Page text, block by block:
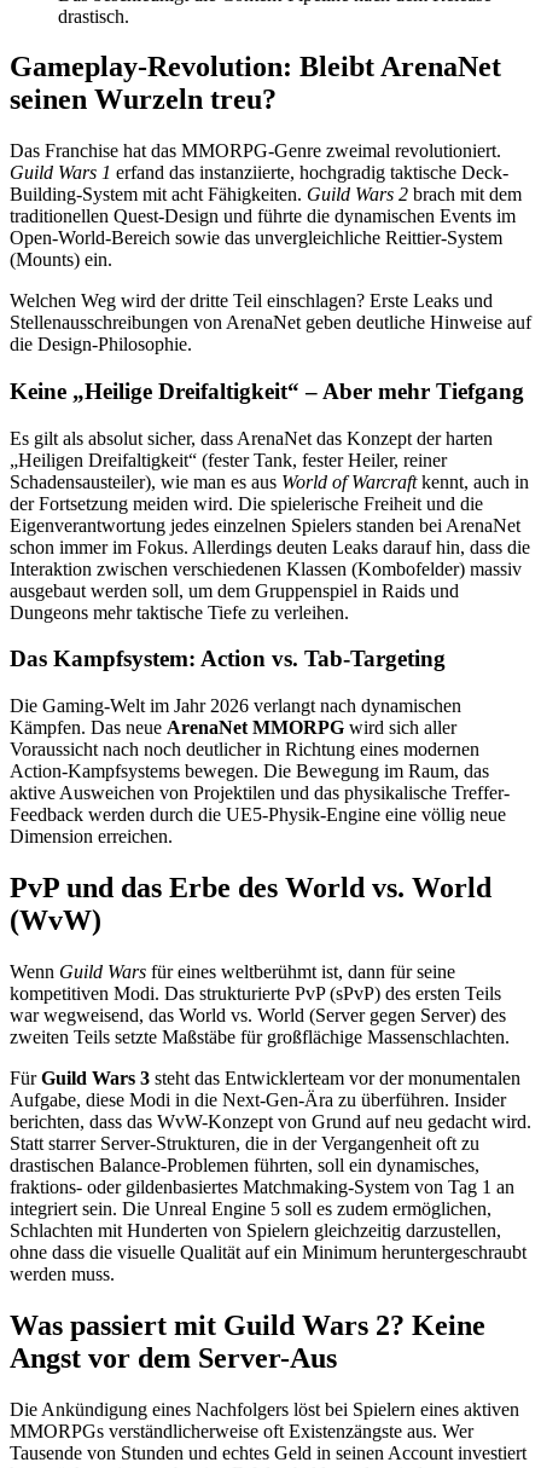
drastisch.
Gameplay-Revolution: Bleibt ArenaNet
seinen Wurzeln treu?
Das Franchise hat das MMORPG-Genre zweimal revolutioniert.
Guild Wars 1 erfand das instanziierte, hochgradig taktische Deck-
Building-System mit acht Fähigkeiten. Guild Wars 2 brach mit dem
traditionellen Quest-Design und führte die dynamischen Events im
Open-World-Bereich sowie das unvergleichliche Reittier-System
(Mounts) ein.
Welchen Weg wird der dritte Teil einschlagen? Erste Leaks und
Stellenausschreibungen von ArenaNet geben deutliche Hinweise auf
die Design-Philosophie.
Keine „Heilige Dreifaltigkeit“ – Aber mehr Tiefgang
Es gilt als absolut sicher, dass ArenaNet das Konzept der harten
„Heiligen Dreifaltigkeit“ (fester Tank, fester Heiler, reiner
Schadensausteiler), wie man es aus World of Warcraftkennt, auch in
der Fortsetzung meiden wird. Die spielerische Freiheit und die
Eigenverantwortung jedes einzelnen Spielers standen bei ArenaNet
schon immer im Fokus. Allerdings deuten Leaks darauf hin, dass die
Interaktion zwischen verschiedenen Klassen (Kombofelder) massiv
ausgebaut werden soll, um dem Gruppenspiel in Raids und
Dungeons mehr taktische Tiefe zu verleihen.
Das Kampfsystem: Action vs. Tab-Targeting
Die Gaming-Welt im Jahr 2026 verlangt nach dynamischen
Kämpfen. Das neue ArenaNet MMORPG wird sich aller
Voraussicht nach noch deutlicher in Richtung eines modernen
Action-Kampfsystems bewegen. Die Bewegung im Raum, das
aktive Ausweichen von Projektilen und das physikalische Treffer-
Feedback werden durch die UE5-Physik-Engine eine völlig neue
Dimension erreichen.
PvP und das Erbe des World vs. World
(WvW)
Wenn Guild Wars für eines weltberühmt ist, dann für seine
kompetitiven Modi. Das strukturierte PvP (sPvP) des ersten Teils
war wegweisend, das World vs. World (Server gegen Server) des
zweiten Teils setzte Maßstäbe für großflächige Massenschlachten.
FürGuild Wars 3 steht das Entwicklerteam vor der monumentalen
Aufgabe, diese Modi in die Next-Gen-Ära zu überführen. Insider
berichten, dass das WvW-Konzept von Grund auf neu gedacht wird.
Statt starrer Server-Strukturen, die in der Vergangenheit oft zu
drastischen Balance-Problemen führten, soll ein dynamisches,
fraktions- oder gildenbasiertes Matchmaking-System von Tag 1 an
integriert sein. Die Unreal Engine 5 soll es zudem ermöglichen,
Schlachten mit Hunderten von Spielern gleichzeitig darzustellen,
ohne dass die visuelle Qualität auf ein Minimum heruntergeschraubt
werden muss.
Was passiert mit Guild Wars 2? Keine
Angst vor dem Server-Aus
Die Ankündigung eines Nachfolgers löst bei Spielern eines aktiven
MMORPGs verständlicherweise oft Existenzängste aus. Wer
Tausende von Stunden und echtes Geld in seinen Account investiert